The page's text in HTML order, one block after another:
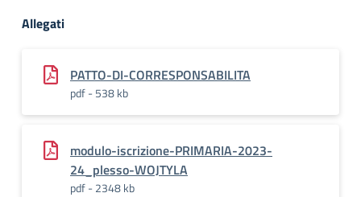
Allegati
PATTO-DI-CORRESPONSABILITA
pdf - 538 kb
modulo-iscrizione-PRIMARIA-2023-
24_plesso-WOJTYLA
pdf - 2348 kb